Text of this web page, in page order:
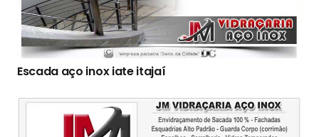
Escada aço inox iate itajaí